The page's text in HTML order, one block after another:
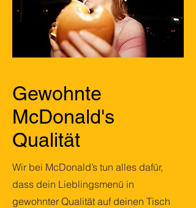
Gewohnte
McDonald's
Qualität
Wir bei McDonald’s tun alles dafür,
dass dein Lieblings­menü in
gewohnter Qualität auf deinen Tisch